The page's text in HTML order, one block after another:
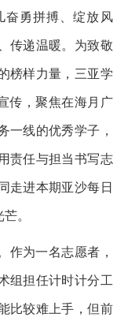
奋勇拼搏、绽放风
传递温暖。为致敬
榜样力量，三亚学
传，聚焦在海月广
一线的优秀学子，
责任与担当书写志
走进本期亚沙每日
。
作为一名志愿者，
组担任计时计分工
比较难上手，但前